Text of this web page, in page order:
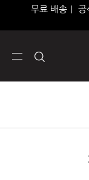
무료 배송｜